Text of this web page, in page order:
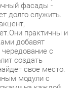
добавят
с
создать
свое место.
модули с
на каждой
модули, пенал
размеру, стилю
своего
и потребностям.